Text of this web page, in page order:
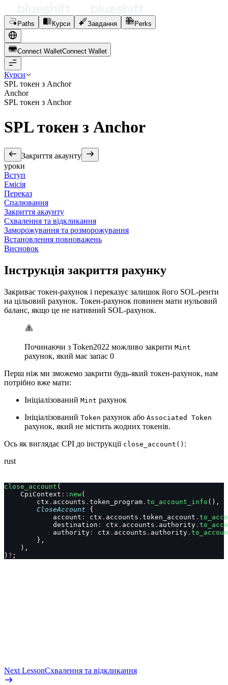
Paths Курси Завдання Perks
Connect WalletConnect Wal et
Курси
SPL токен з Anchor
Anchor
SPL токен з Anchor
SPL токен з Anchor
Закриття акаунту
уроки
Вступ
Емісія
Переказ
Спалювання
Закриття акаунту
Схвалення та відкликання
Заморожування та розморожування
Встановлення повноважень
Висновок
Інструкція закриття рахунку
Закриває токен-рахунок і переказує залишок його SOL-ренти
на цільовий рахунок. Токен-рахунок повинен мати нульовий
баланс, якщо це не нативний SOL-рахунок.
Починаючи з Token2022 можливо закрити Mint
рахунок, який має запас 0
Перш ніж ми зможемо закрити будь-який токен-рахунок, нам
потрібно вже мати:
Ініціалізований Mint рахунок
Ініціалізований Token рахунок або Associated Token
рахунок, який не містить жодних токенів.
Ось як виглядає CPI до інструкції close_account() :
rust
close_account (
    CpiContext
:: new(
        ctx
. accounts . token_program . to_account_info (),
        CloseAccount
{
            account
: ctx . accounts . token_account .
            destination
: ctx . accounts . authority .
            authority
: ctx . accounts . authority .
        },
    ),
) ? ;
Next LessonСхвалення та відкликання